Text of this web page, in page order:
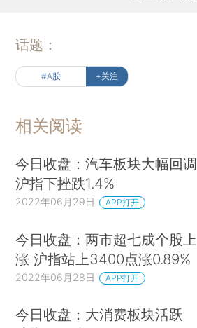
话题：
#A股 +关注
相关阅读
今日收盘：汽车板块大幅回调
沪指下挫跌1.4%
2022年06月29日 APP打开
今日收盘：两市超七成个股上
涨 沪指站上3400点涨0.89%
2022年06月28日 APP打开
今日收盘：大消费板块活跃